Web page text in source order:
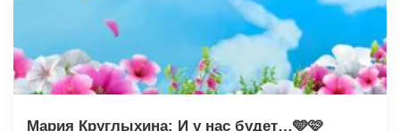
Мария Круглыхина: И у нас будет…🩵🩷